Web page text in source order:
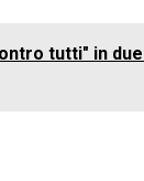
tutti" in